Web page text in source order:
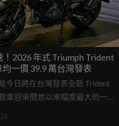
2026 年式 Triumph Trident
一價 39.9 萬台灣發表
今日將在台灣發表全新 Trident
車迎來問世以來幅度最大的一
車體細節，更針對 660 c.c. 直列
力由原本的 81 PS 提升至 95